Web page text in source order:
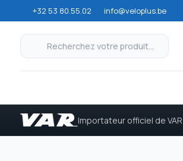
+32 53 80.55.02 info@veloplus.be
Importateur officiel de VAR